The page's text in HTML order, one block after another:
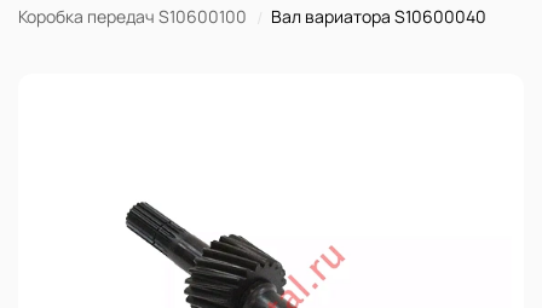
Коробка передач S10600100
Вал вариатора S10600040